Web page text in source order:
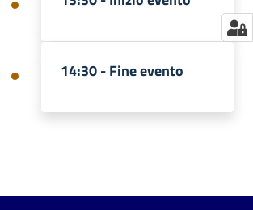
14:30 -Fine evento